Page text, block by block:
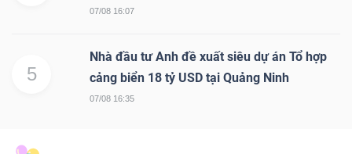
07/08 16:07
5
Nhà đầu tư Anh đề xuất siêu dự án Tổ hợp
cảng biển 18 tỷ USD tại Quảng Ninh
07/08 16:35